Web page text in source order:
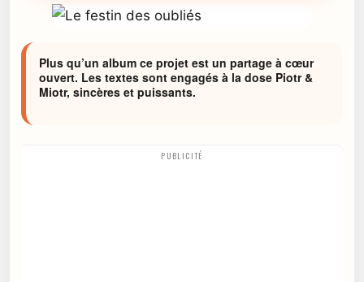
Plus qu’un album ce projet est un partage à cœur
ouvert. Les textes sont engagés à la dose Piotr &
Miotr, sincères et puissants.
PUBLICITÉ